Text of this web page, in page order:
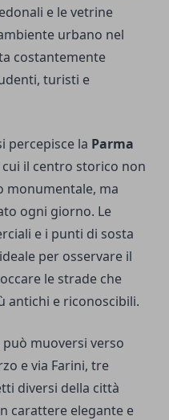
e le vetrine
urbano nel
costantemente
turisti e
percepisce la Parma
cui il centro storico non
monumentale, ma
ogni giorno. Le
e i punti di sosta
per osservare il
le strade che
antichi e riconoscibili.
muoversi verso
e via Farini, tre
diversi della città
carattere elegante e